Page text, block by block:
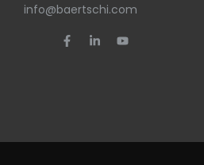
info@baertschi.com